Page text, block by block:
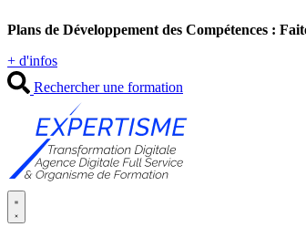
au
Plans de Développement des Compétences :
+ d'infos
Rechercher une formation